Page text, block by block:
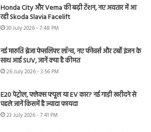
Honda City और Verna की बढ़ी टेंशन, नए अवतार में आ
रही Skoda Slavia Facelift
30 July 2026 - 7:48 PM
नई मारुति ब्रेजा फेसलिफ्ट लॉन्च, नए फीचर्स और टर्बो इंजन के
साथ आई SUV, जानें क्या है कीमत
26 July 2026 - 3:56 PM
E20 पेट्रोल, फ्लेक्स फ्यूल या EV कार? नई गाड़ी खरीदने से
पहले जानें किसमें है ज्यादा फायदा
23 July 2026 - 7:41 PM